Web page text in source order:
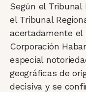
Según el Tribunal
el Tribunal
acertadamente
Corporación
especial
geográficas de
decisiva y se